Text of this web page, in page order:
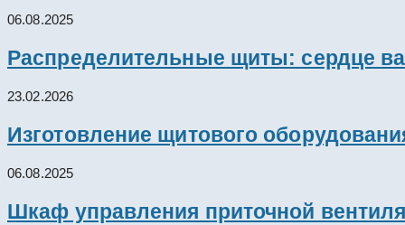
06.08.2025
Распределительные щиты: сердце
23.02.2026
Изготовление щитового
06.08.2025
Шкаф управления приточной